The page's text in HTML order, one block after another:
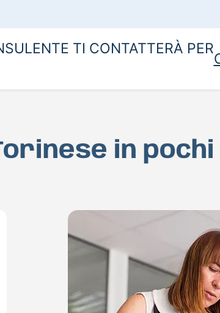
TI CONTATTERÀ PER
in